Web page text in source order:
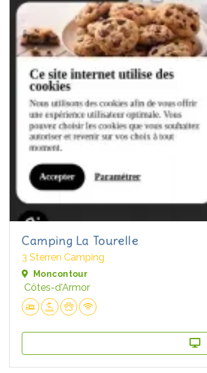
Camping La Tourelle
3 Sterren Camping
Moncontour
Côtes-d'Armor